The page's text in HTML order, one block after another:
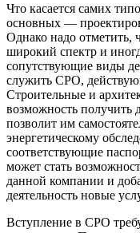
Что касается самих
основных —
Однако надо отметить,
широкий спектр и
сопутствующие виды
служить СРО,
Строительные и
возможность получить
позволит им
энергетическому
соответствующие
может стать
данной компании и
деятельность новые
Вступление в СРО